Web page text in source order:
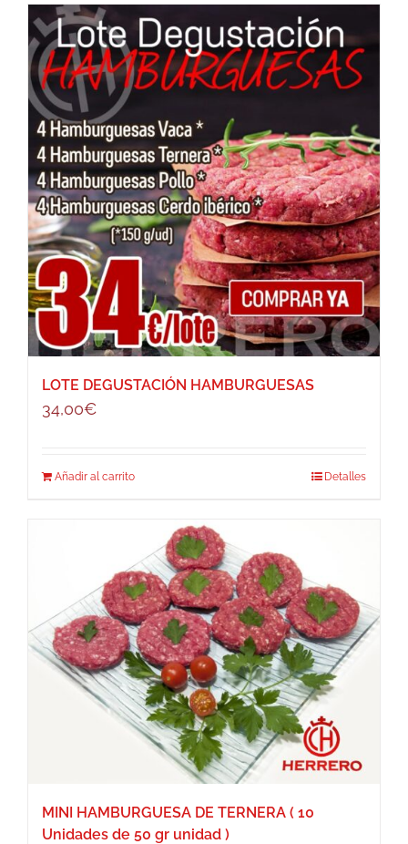
LOTE DEGUSTACIÓN HAMBURGUESAS
34,00€
Añadir al carrito Detalles
MINI HAMBURGUESA DE TERNERA ( 10
Unidades de 50 gr unidad )